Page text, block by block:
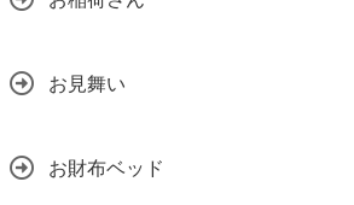
お見舞い
お財布ベッド